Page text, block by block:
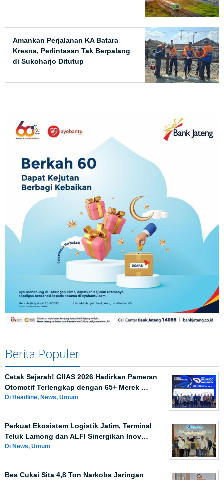
Amankan Perjalanan KA Batara
Kresna, Perlintasan Tak Berpalang
di Sukoharjo Ditutup
Berita Populer
Cetak Sejarah! GIIAS 2026 Hadirkan Pameran
Otomotif Terlengkap dengan 65+ Merek …
Di Headline, News, Umum
Perkuat Ekosistem Logistik Jatim, Terminal
Teluk Lamong dan ALFI Sinergikan Inov…
Di News, Umum
Bea Cukai Sita 4,8 Ton Narkoba Jaringan